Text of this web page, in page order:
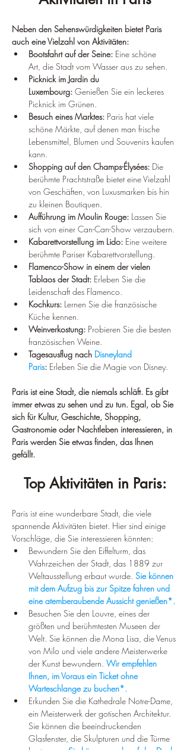
Neben den Sehenswürdigkeiten bietet Paris
auch eine Vielzahl von Aktivitäten:
Bootsfahrt auf der Seine: Eine schöne
Art, die Stadt vom Wasser aus zu sehen.
Picknick im Jardin du
Luxembourg: Genießen Sie ein leckeres
Picknick im Grünen.
Besuch eines Marktes: Paris hat viele
schöne Märkte, auf denen man frische
Lebensmittel, Blumen und Souvenirs kaufen
kann.
Shopping auf den Champs-Élysées: Die
berühmte Prachtstraße bietet eine Vielzahl
von Geschäften, von Luxusmarken bis hin
zu kleinen Boutiquen.
Aufführung im Moulin Rouge: Lassen Sie
sich von einer Can-Can-Show verzaubern.
Kabarettvorstellung im Lido: Eine weitere
berühmte Pariser Kabarettvorstellung.
Flamenco-Show in einem der vielen
Tablaos der Stadt: Erleben Sie die
Leidenschaft des Flamenco.
Kochkurs: Lernen Sie die französische
Küche kennen.
Weinverkostung: Probieren Sie die besten
französischen Weine.
Tagesausflug nach Disneyland
Paris: Erleben Sie die Magie von Disney.
Paris ist eine Stadt, die niemals schläft. Es gibt
immer etwas zu sehen und zu tun. Egal, ob Sie
sich für Kultur, Geschichte, Shopping,
Gastronomie oder Nachtleben interessieren, in
Paris werden Sie etwas finden, das Ihnen
gefällt.
Top Aktivitäten in Paris:
Paris ist eine wunderbare Stadt, die viele
spannende Aktivitäten bietet. Hier sind einige
Vorschläge, die Sie interessieren könnten:
Bewundern Sie den Eiffelturm, das
Wahrzeichen der Stadt, das 1889 zur
Weltausstellung erbaut wurde. Sie können
mit dem Aufzug bis zur Spitze fahren und
eine atemberaubende Aussicht genießen*.
Besuchen Sie den Louvre, eines der
größten und berühmtesten Museen der
Welt. Sie können die Mona Lisa, die Venus
von Milo und viele andere Meisterwerke
der Kunst bewundern. Wir empfehlen
Ihnen, im Voraus ein Ticket ohne
Warteschlange zu buchen*.
Erkunden Sie die Kathedrale Notre-Dame,
ein Meisterwerk der gotischen Architektur.
Sie können die beeindruckenden
Glasfenster, die Skulpturen und die Türme